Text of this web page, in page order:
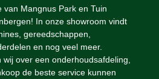
van Mangnus Park en Tuin
In onze showroom vindt
gereedschappen,
en nog veel meer.
over een onderhoudsafdeling,
de beste service kunnen